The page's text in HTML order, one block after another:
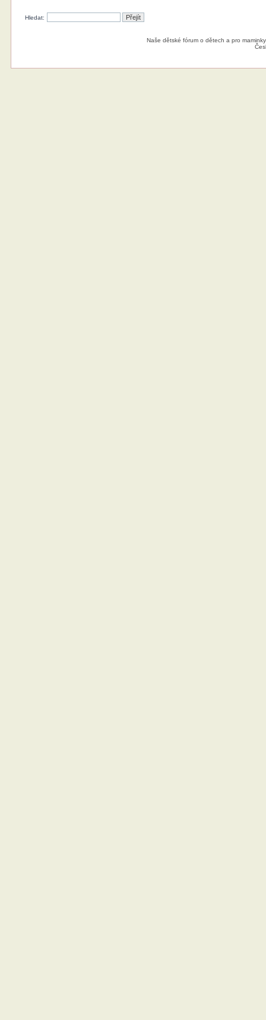
Hledat:
Naše dětské fórum o dětech a pro